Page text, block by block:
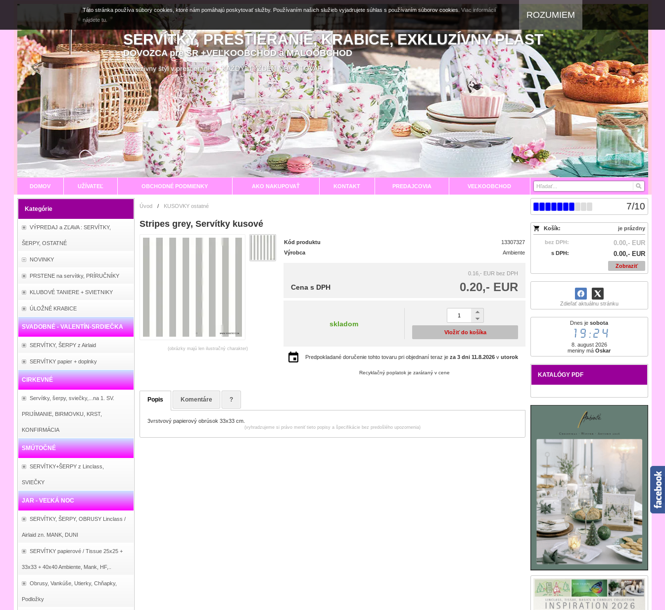
SERVÍTKY, PRESTIERANIE, KRABICE, EXKLUZÍVNY PLAST
DOVOZCA pre SR +VEĽKOOBCHOD a MALOOBCHOD
Exkluzívny štýl v prestieraní KAŽDÝ TÝŽDEŇ NOVÝ TOVAR
DOMOV UŽÍVATEĽ OBCHODNÉ PODMIENKY AKO NAKUPOVAŤ KONTAKT PREDAJCOVIA VEĽKOOBCHOD
Kategórie
VÝPREDAJ a ZĽAVA : SERVÍTKY,
ŠERPY, OSTATNÉ
NOVINKY
PRSTENE na servítky, PRÍRUČNÍKY
KLUBOVÉ TANIERE + SVIETNIKY
ÚLOŽNÉ KRABICE
SVADOBNÉ - VALENTÍN-SRDIEČKA
SERVÍTKY, ŠERPY z Airlaid
SERVÍTKY papier + doplnky
CIRKEVNÉ
Servítky, šerpy, sviečky,...na 1. SV.
PRIJÍMANIE, BIRMOVKU, KRST,
KONFIRMÁCIA
SMÚTOČNÉ
SERVÍTKY+ŠERPY z Linclass,
SVIEČKY
JAR - VEĽKÁ NOC
SERVÍTKY, ŠERPY, OBRUSY Linclass /
Airlaid zn. MANK, DUNI
SERVÍTKY papierové / Tissue 25x25 +
33x33 + 40x40 Ambiente, Mank, HF,..
Obrusy, Vankúše, Utierky, Chňapky,
Podložky
7/10
Košík: je prázdny
bez DPH: 0.00,- EUR
s DPH: 0.00,- EUR
Zobraziť
Zdieľať aktuálnu stránku
Dnes jesobota
19:24
8. august 2026
meniny máOskar
KATALÓGY PDF
Úvod / KUSOVKY ostatné
Stripes grey, Servítky kusové
(obrázky majú len ilustračný charakter)
Kód produktu
13307327
Výrobca
Ambiente
0.16,- EUR bez DPH
0.20,- EUR
Cena s DPH
skladom
Vložiť do košíka
Predpokladané doručenie tohto tovaru pri objednaní teraz je za 3 dni 11.8.2026v utorok
Recyklačný poplatok je zarátaný v cene
Popis Komentáre ?
3vrstvový papierový obrúsok 33x33 cm.
(vyhradzujeme si právo meniť tieto popisy a špecifikácie bez predošlého upozornenia)
Táto stránka používa súbory cookies, ktoré nám pomáhajú poskytovať služby. Používaním našich služieb vyjadrujete súhlas s používaním súborov cookies. Viac informácií
nájdete tu.
ROZUMIEM